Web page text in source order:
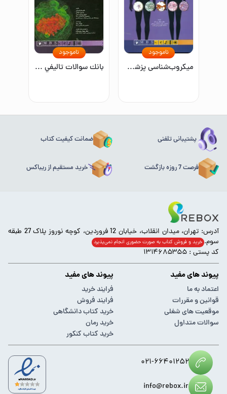
میکروب‌شناسی پزشکی مورای 2021: باکتری‌شناسی عمومی / اختصاصی
ناموجود
بانك سوالات تاليفي زيست‌شناسي سلولي و مولكولي به انضمام سوالات كنكور كارشناسي ارشد و PhD
ناموجود
پشتیبانی تلفنی ضمانت کیفیت کتاب
فرصت 7 روزه بازگشت خرید مستقیم از ریباکس
آدرس: تهران، میدان انقلاب، خیابان 12 فروردین، کوچه نوروز پلاک 27 طبقه
سوم. خرید و فروش کتاب به صورت حضوری انجام‌ نمی‌پذیرد
کد پستی : ۱۳۱۴۶۸۵۳۵۵
پیوند های مفید
اعتماد به ما
قوانین و مقررات
موقعیت های شغلی
سوالات متداول
پیوند های مفید
فرایند خرید
فرایند فروش
خرید کتاب دانشگاهی
خرید رمان
خرید کتاب کنکور
۰۲۱-۶۶۴۰۱۲۵۲
info@rebox.ir